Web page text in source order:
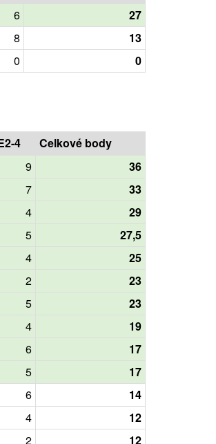
6
27
8
13
0 0
4
Celkové body
9
36
7
33
4
29
5
27,5
4
25
2
23
5
23
4
19
6
17
5
17
6
14
4
12
2 12